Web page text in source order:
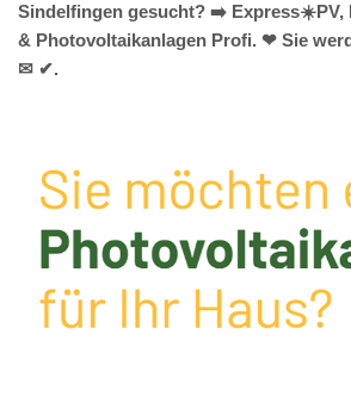
Sindelfingen gesucht? ➡️ Express☀️PV️,
& Photovoltaikanlagen Profi. ❤ Sie
✉ ✔.